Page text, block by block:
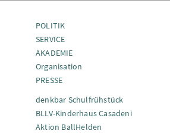
POLITIK
SERVICE
AKADEMIE
Organisation
PRESSE
denkbar Schulfrühstück
BLLV-Kinderhaus Casadeni
Aktion BallHelden